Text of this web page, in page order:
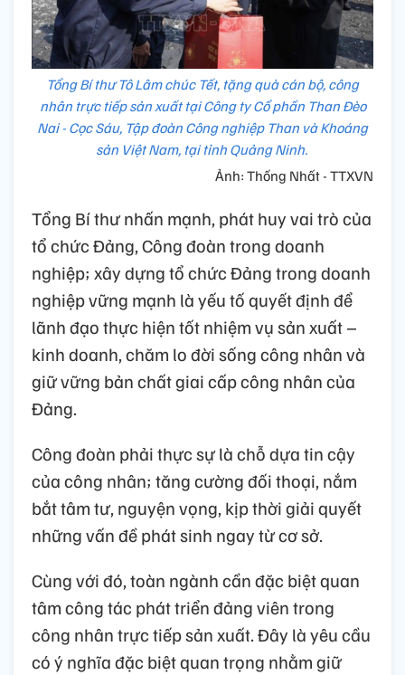
Tổng Bí thư Tô Lâm chúc Tết, tặng quà cán bộ, công
nhân trực tiếp sản xuất tại Công ty Cổ phần Than Đèo
Nai - Cọc Sáu, Tập đoàn Công nghiệp Than và Khoáng
sản Việt Nam, tại tỉnh Quảng Ninh.
Ảnh: Thống Nhất - TTXVN
Tổng Bí thư nhấn mạnh, phát huy vai trò của
tổ chức Đảng, Công đoàn trong doanh
nghiệp; xây dựng tổ chức Đảng trong doanh
nghiệp vững mạnh là yếu tố quyết định để
lãnh đạo thực hiện tốt nhiệm vụ sản xuất –
kinh doanh, chăm lo đời sống công nhân và
giữ vững bản chất giai cấp công nhân của
Đảng.
Công đoàn phải thực sự là chỗ dựa tin cậy
của công nhân; tăng cường đối thoại, nắm
bắt tâm tư, nguyện vọng, kịp thời giải quyết
những vấn đề phát sinh ngay từ cơ sở.
Cùng với đó, toàn ngành cần đặc biệt quan
tâm công tác phát triển đảng viên trong
công nhân trực tiếp sản xuất. Đây là yêu cầu
có ý nghĩa đặc biệt quan trọng nhằm giữ